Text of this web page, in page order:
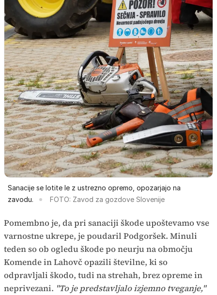
Sanacije se lotite le z ustrezno opremo, opozarjajo na
zavodu.
FOTO: Zavod za gozdove Slovenije
Pomembno je, da pri sanaciji škode upoštevamo vse
varnostne ukrepe, je poudaril Podgoršek. Minuli
teden so ob ogledu škode po neurju na območju
Komende in Lahovč opazili številne, ki so
odpravljali škodo, tudi na strehah, brez opreme in
neprivezani. "To je predstavljalo izjemno tveganje,"